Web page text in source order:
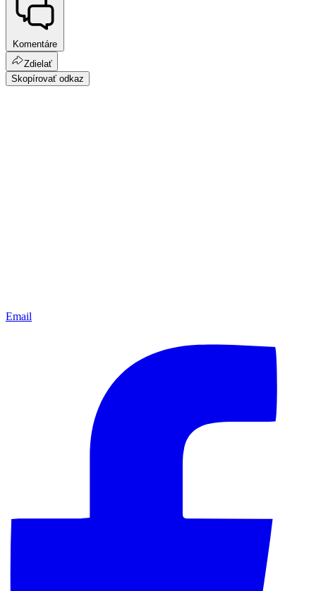
Komentáre
Zdielať
Skopírovať odkaz
Email